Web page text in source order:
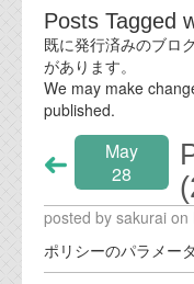
業務内容
会社案内
会社概要
代表ご挨拶
Posts Tagged
既に発行済みのブロ
があります。
We may make
published.
May
28
posted by sakurai
ポリシーのパラメー